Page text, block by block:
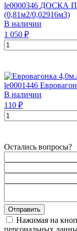
le0000346 ДОСКА
(0,81м2/0,02916м3)
В наличии
1 050 ₽
le0001446
В наличии
110 ₽
Остались вопросы?
Отправить
Нажимая на
персональных